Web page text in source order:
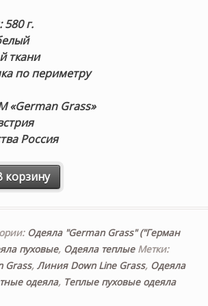
580 г.
ткани
по периметру
«German Grass»
Россия
«Luxe Down Grass» 200×200см.
корзину
Одеяла "German Grass" ("Герман
пуховые, Одеяла теплые Метки:
Grass, Линия Down Line Grass, Одеяла
одеяла, Теплые пуховые одеяла